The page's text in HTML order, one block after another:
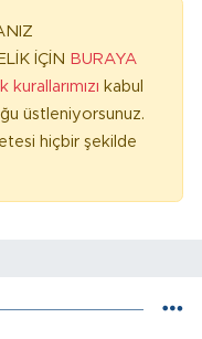
İÇİN BURAYA
kurallarımızı kabul
üstleniyorsunuz.
hiçbir şekilde